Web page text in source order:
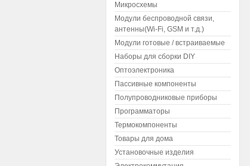
Микросхемы
Модули беспроводной связи,
антенны(Wi-Fi, GSM и т.д.)
Модули готовые / встраиваемые
Наборы для сборки DIY
Оптоэлектроника
Пассивные компоненты
Полупроводниковые приборы
Программаторы
Термокомпоненты
Товары для дома
Установочные изделия